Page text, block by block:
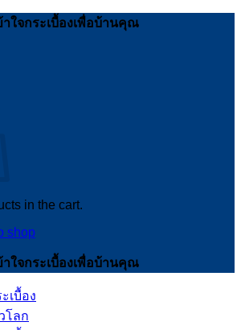
าใจกระเบื้องเพื่อบ้านคุณ
in the cart.
shop
าใจกระเบื้องเพื่อบ้านคุณ